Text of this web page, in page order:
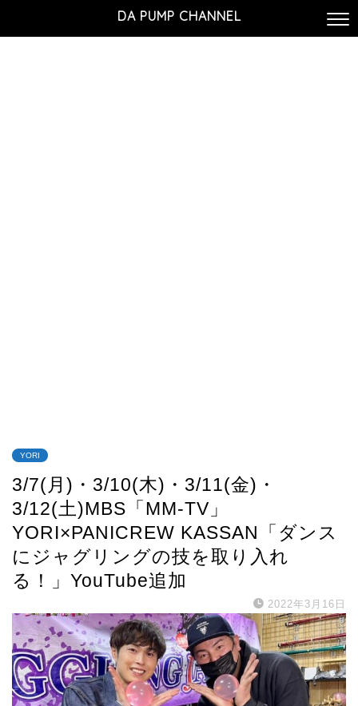
DA PUMP CHANNEL
YORI
3/7(月)・3/10(木)・3/11(金)・
3/12(土)MBS「MM-TV」
YORI×PANICREW KASSAN「ダンス
にジャグリングの技を取り入れ
る！」YouTube追加
2022年3月16日